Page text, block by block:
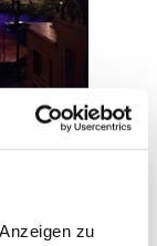
zu
Pfarrerin Annette
dazu ein,
Seele bei